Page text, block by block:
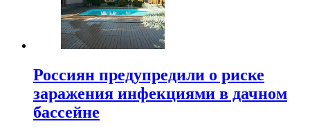
Россиян предупредили о риске
заражения инфекциями в дачном
бассейне